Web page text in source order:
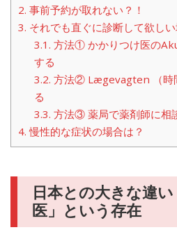
2. 事前予約が取れない？！
3. それでも直ぐに診断して欲し
3.1. 方法① かかりつけ医の
する
3.2. 方法② Lægevagten （時
る
3.3. 方法③ 薬局で薬剤師に相
4.慢性的な症状の場合は？
日本との大きな違
医」という存在